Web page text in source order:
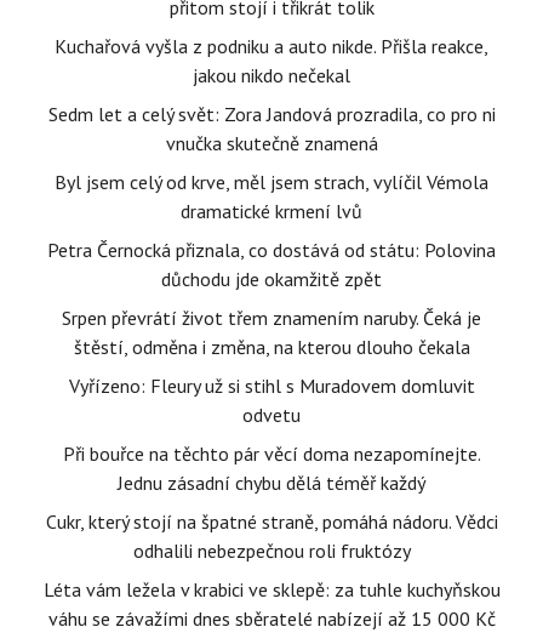
přitom stojí i třikrát tolik
Kuchařová vyšla z podniku a auto nikde. Přišla reakce,
jakou nikdo nečekal
Sedm let a celý svět: Zora Jandová prozradila, co pro ni
vnučka skutečně znamená
Byl jsem celý od krve, měl jsem strach, vylíčil Vémola
dramatické krmení lvů
Petra Černocká přiznala, co dostává od státu: Polovina
důchodu jde okamžitě zpět
Srpen převrátí život třem znamením naruby. Čeká je
štěstí, odměna i změna, na kterou dlouho čekala
Vyřízeno: Fleury už si stihl s Muradovem domluvit
odvetu
Při bouřce na těchto pár věcí doma nezapomínejte.
Jednu zásadní chybu dělá téměř každý
Cukr, který stojí na špatné straně, pomáhá nádoru. Vědci
odhalili nebezpečnou roli fruktózy
Léta vám ležela v krabici ve sklepě: za tuhle kuchyňskou
váhu se závažími dnes sběratelé nabízejí až 15 000 Kč